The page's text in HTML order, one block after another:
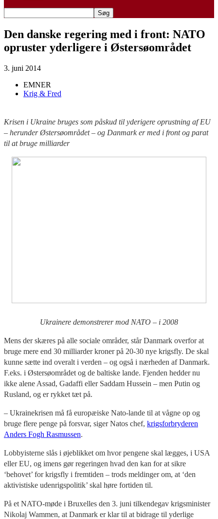
Den danske regering med i front: NATO
opruster yderligere i Østersøområdet
3. juni 2014
EMNER
Krig & Fred
Krisen i Ukraine bruges som påskud til yderigere oprustning af EU
– herunder Østersøområdet – og Danmark er med i front og parat
til at bruge milliarder
Ukrainere demonstrerer mod NATO – i 2008
Mens der skæres på alle sociale områder, står Danmark overfor at
bruge mere end 30 milliarder kroner på 20-30 nye krigsfly. De skal
kunne sætte ind overalt i verden – og også i nærheden af Danmark.
F.eks. i Østersøområdet og de baltiske lande. Fjenden hedder nu
ikke alene Assad, Gadaffi eller Saddam Hussein – men Putin og
Rusland, og er rykket tæt på.
– Ukrainekrisen må få europæiske Nato-lande til at vågne op og
bruge flere penge på forsvar, siger Natos chef, krigsforbryderen
Anders Fogh Rasmussen.
Lobbyisterne slås i øjeblikket om hvor pengene skal lægges, i USA
eller EU, og imens gør regeringen hvad den kan for at sikre
‘behovet’ for krigsfly i fremtiden – trods meldinger om, at ‘den
aktivistiske udenrigspolitik’ skal høre fortiden til.
På et NATO-møde i Bruxelles den 3. juni tilkendegav krigsminister
Nikolaj Wammen, at Danmark er klar til at bidrage til yderlige